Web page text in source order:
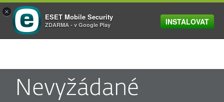
MENU
Nevyžádané
×
ESET Mobile Security
ZDARMA - v Google Play INSTALOVAT